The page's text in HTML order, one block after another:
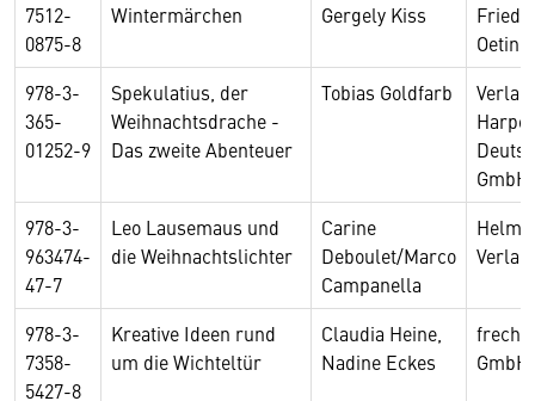
7512-
0875-8
Wintermärchen
Gergely Kiss
978-3-
365-
01252-9
Spekulatius, der
Weihnachtsdrache -
Das zweite Abenteuer
Tobias Goldfarb
GmbH
978-3-
963474-
47-7
Leo Lausemaus und
die Weihnachtslichter
Carine
Deboulet/Marco
Campanella
Verlag
978-3-
7358-
5427-8
Kreative Ideen rund
um die Wichteltür
Claudia Heine,
Nadine Eckes
GmbH